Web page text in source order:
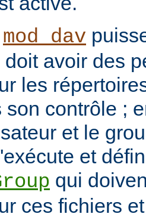
mod_dav
avoir des
les
son contrôle ;
et le
et
qui
ces fichiers